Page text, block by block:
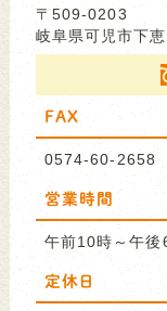
〒509-0203
岐阜県可児市下
FAX
0574-60-2658
営業時間
午前10時～午後
定休日